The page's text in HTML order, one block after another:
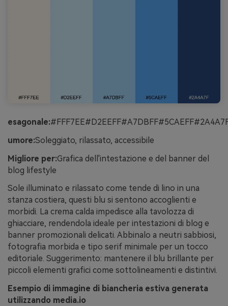
esagonale:
umore:Soleggiato, rilassato, accessibile
Migliore per:Grafica dell'intestazione e del banner del
blog lifestyle
Sole illuminato e rilassato come tende di lino in una
stanza costiera, questi blu si sentono accoglienti e
morbidi. La crema calda impedisce alla tavolozza di
ghiacciare, rendendola ideale per intestazioni di blog e
banner promozionali delicati. Abbinalo a neutri sabbiosi,
fotografia morbida e tipo serif minimale per un tocco
editoriale. Suggerimento: mantenere il blu brillante per
piccoli elementi grafici come sottolineamenti e distintivi.
Esempio di immagine di biancheria estiva generata
utilizzando media.io